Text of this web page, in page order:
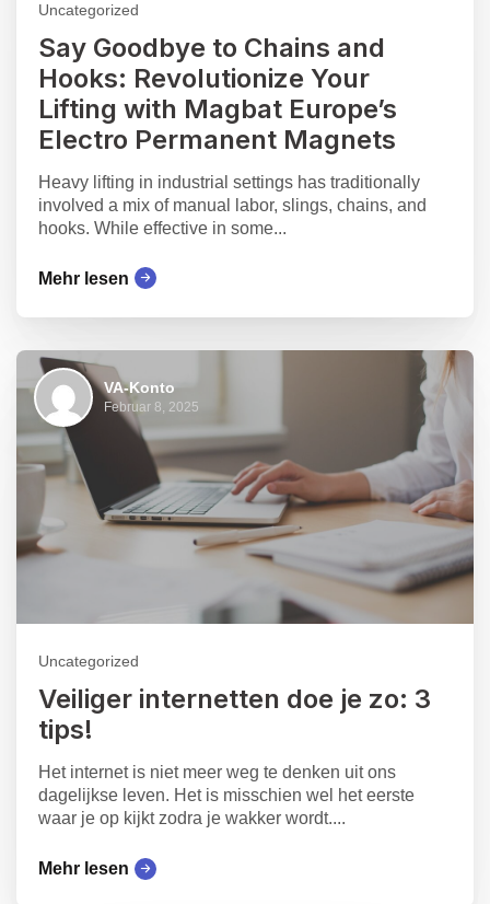
Uncategorized
Say Goodbye to Chains and
Hooks: Revolutionize Your
Lifting with Magbat Europe’s
Electro Permanent Magnets
Heavy lifting in industrial settings has traditionally
involved a mix of manual labor, slings, chains, and
hooks. While effective in some...
Mehr lesen
VA-Konto
Februar 8, 2025
Uncategorized
Veiliger internetten doe je zo: 3
tips!
Het internet is niet meer weg te denken uit ons
dagelijkse leven. Het is misschien wel het eerste
waar je op kijkt zodra je wakker wordt....
Mehr lesen